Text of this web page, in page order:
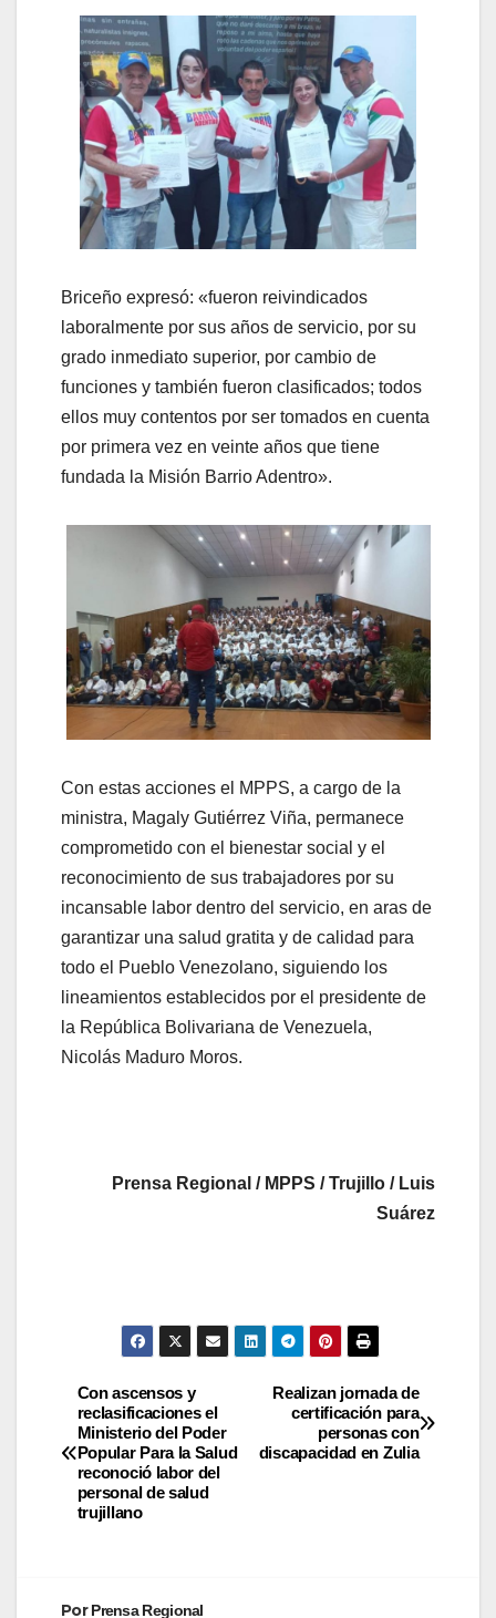
Briceño expresó: «fueron reivindicados
laboralmente por sus años de servicio, por su
grado inmediato superior, por cambio de
funciones y también fueron clasificados; todos
ellos muy contentos por ser tomados en cuenta
por primera vez en veinte años que tiene
fundada la Misión Barrio Adentro».
Con estas acciones el MPPS, a cargo de la
ministra, Magaly Gutiérrez Viña, permanece
comprometido con el bienestar social y el
reconocimiento de sus trabajadores por su
incansable labor dentro del servicio, en aras de
garantizar una salud gratita y de calidad para
todo el Pueblo Venezolano, siguiendo los
lineamientos establecidos por el presidente de
la República Bolivariana de Venezuela,
Nicolás Maduro Moros.
Prensa Regional / MPPS / Trujillo / Luis
Suárez
Realizan jornada de
certificación para
personas con
discapacidad en Zulia
Con ascensos y
reclasificaciones el
Ministerio del Poder
Popular Para la Salud
reconoció labor del
personal de salud
trujillano
PorPrensa Regional